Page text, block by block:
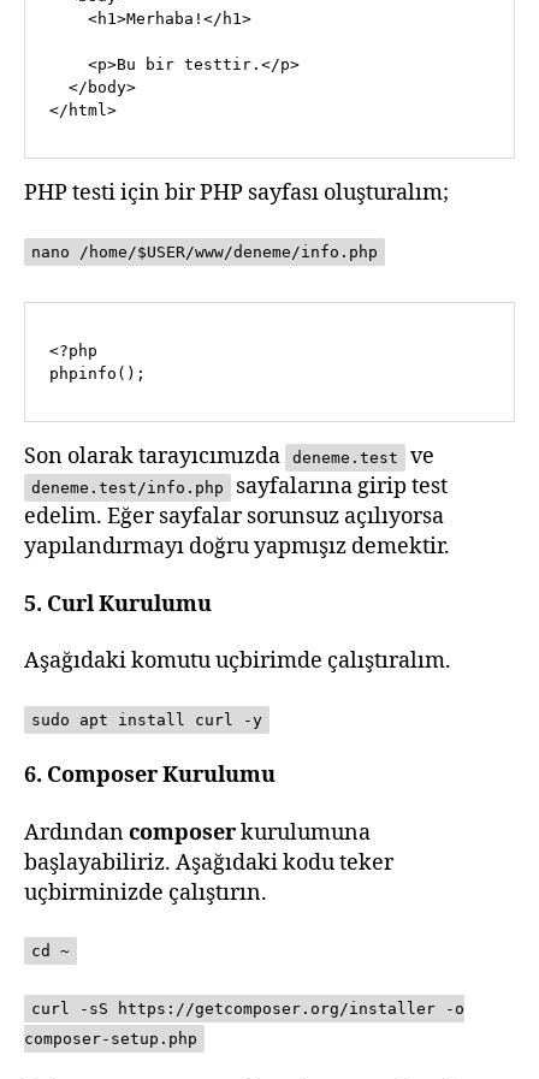
</html>
PHP testi için bir PHP sayfası oluşturalım;
nano /home/$USER/www/deneme/info.php
<?php
phpinfo();
Son olarak tarayıcımızda deneme.test ve
deneme.test/info.php
sayfalarına girip test
edelim. Eğer sayfalar sorunsuz açılıyorsa
yapılandırmayı doğru yapmışız demektir.
5. Curl Kurulumu
Aşağıdaki komutu uçbirimde çalıştıralım.
sudo apt install curl -y
6. Composer Kurulumu
Ardındancomposerkurulumuna
başlayabiliriz. Aşağıdaki kodu teker
uçbirminizde çalıştırın.
cd ~
curl -sS https://getcomposer.org/installer -o
composer-setup.php